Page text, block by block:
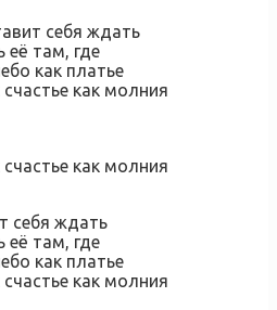
себя ждать
её там, где
как платье
счастье как молния
счастье как молния
себя ждать
её там, где
как платье
счастье как молния